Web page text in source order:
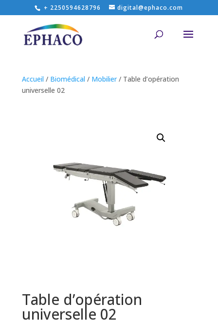
+ 2250594628796 digital@ephaco.com
Accueil / Biomédical / Mobilier/ Table d’opération
universelle 02
Table d’opération
universelle 02